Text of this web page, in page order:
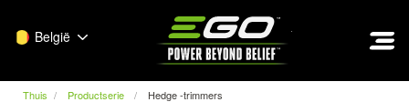
België
Thuis Productserie Hedge -trimmers